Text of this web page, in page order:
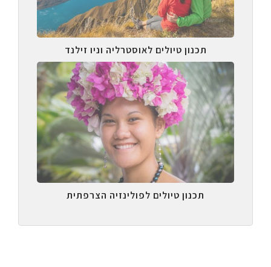
תכנון טיולים לאוסטרליה וניו זילנד
תכנון טיולים לפולינזיה הצרפתית